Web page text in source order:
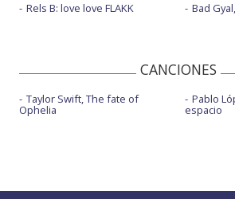
Rels B: love love FLAKK
Bad
CANCIONES
Taylor Swift, The fate of
Ophelia
Pablo
espacio